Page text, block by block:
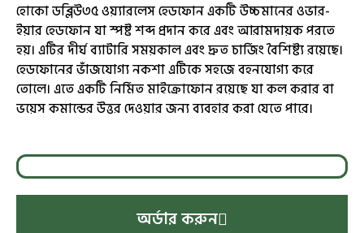
হোকো ডব্লিউ৩৫ ওয়্যারলেস হেডফোন একটি উচ্চমানের ওভার-
ইয়ার হেডফোন যা স্পষ্ট শব্দ প্রদান করে এবং আরামদায়ক পরতে
হয়। এটির দীর্ঘ ব্যাটারি সময়কাল এবং দ্রুত চার্জিং বৈশিষ্ট্য রয়েছে।
হেডফোনের ভাঁজযোগ্য নকশা এটিকে সহজে বহনযোগ্য করে
তোলে। এতে একটি নির্মিত মাইক্রোফোন রয়েছে যা কল করার বা
ভয়েস কমান্ডের উত্তর দেওয়ার জন্য ব্যবহার করা যেতে পারে।
অর্ডার করুন